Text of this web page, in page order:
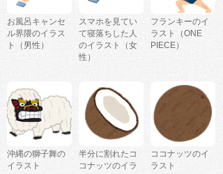
お風呂キャンセ
ル界隈のイラス
ト（男性）
スマホを見てい
て寝落ちした人
のイラスト（女
性）
フランキーのイ
ラスト（ONE
PIECE）
沖縄の獅子舞の
イラスト
半分に割れたコ
コナッツのイラ
ココナッツのイ
ラスト